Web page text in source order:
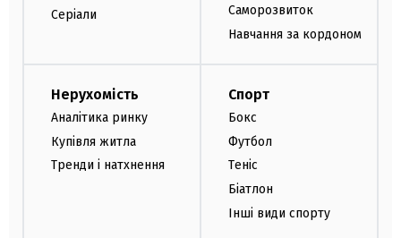
Серіали
Саморозвиток
Навчання за кордоном
Нерухомість
Аналітика ринку
Купівля житла
Тренди і натхнення
Спорт
Бокс
Футбол
Теніс
Біатлон
Інші види спорту